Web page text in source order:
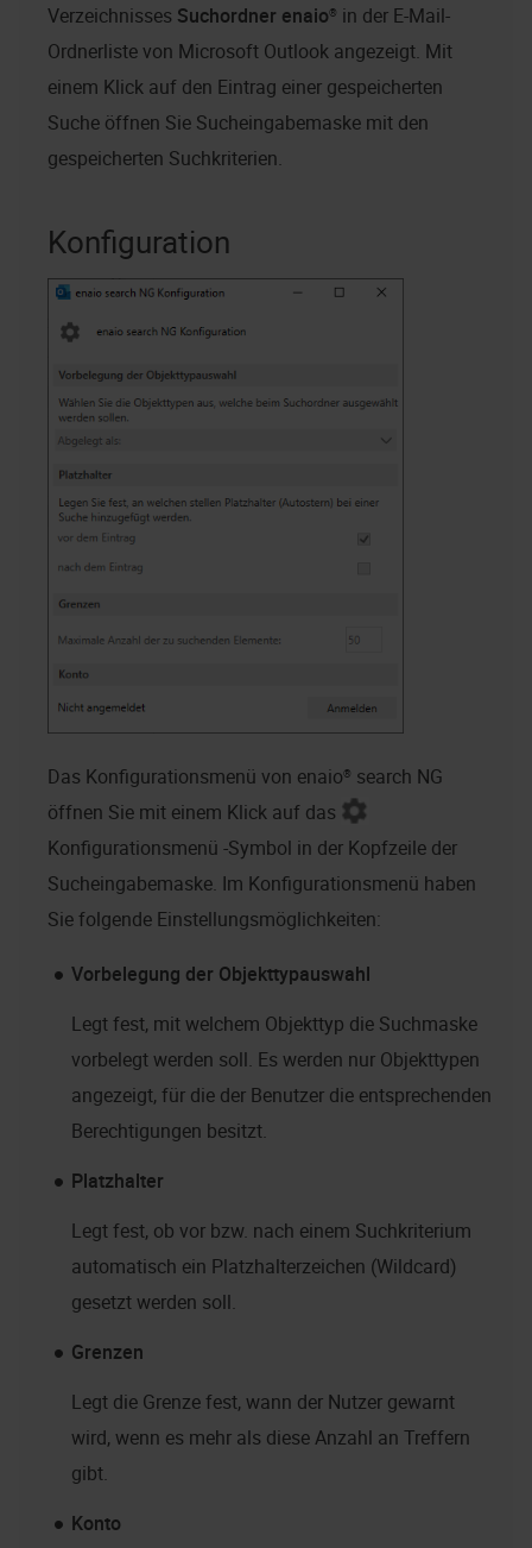
Verzeichnisses Suchordner enaio® in der E-Mail-
Ordnerliste von Microsoft Outlook angezeigt. Mit
einem Klick auf den Eintrag einer gespeicherten
Suche öffnen Sie Sucheingabemaske mit den
gespeicherten Suchkriterien.
Konfiguration
Das Konfigurationsmenü von enaio® search NG
öffnen Sie mit einem Klick auf das
Konfigurationsmenü -Symbol in der Kopfzeile der
Sucheingabemaske. Im Konfigurationsmenü haben
Sie folgende Einstellungsmöglichkeiten:
Vorbelegung der Objekttypauswahl
Legt fest, mit welchem Objekttyp die Suchmaske
vorbelegt werden soll. Es werden nur Objekttypen
angezeigt, für die der Benutzer die entsprechenden
Berechtigungen besitzt.
Platzhalter
Legt fest, ob vor bzw. nach einem Suchkriterium
automatisch ein Platzhalterzeichen (Wildcard)
gesetzt werden soll.
Grenzen
Legt die Grenze fest, wann der Nutzer gewarnt
wird, wenn es mehr als diese Anzahl an Treffern
gibt.
Konto